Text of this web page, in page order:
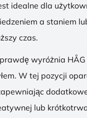
idealne dla
a staniem
czas.
wyróżnia
W tej pozycji
lub